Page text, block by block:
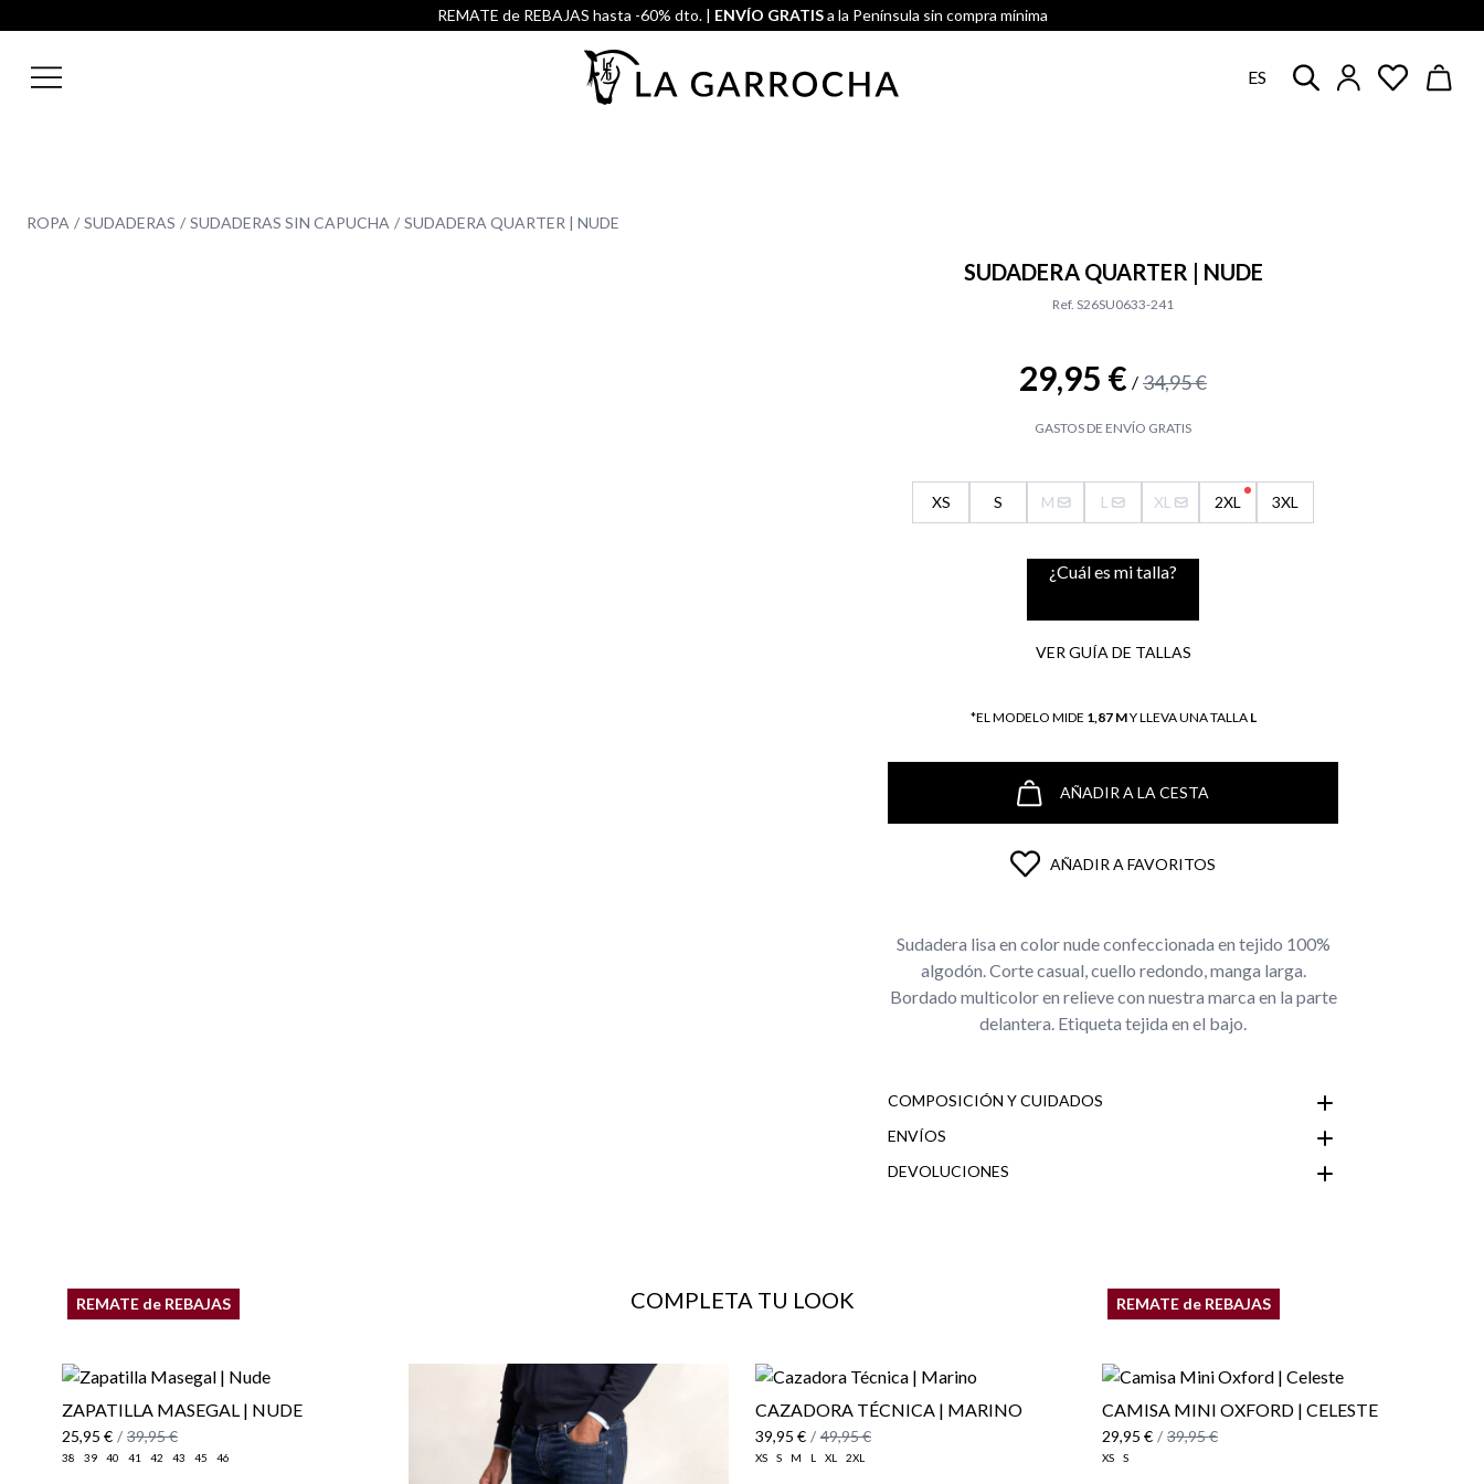
REMATE de REBAJAS hasta -60% dto. | ENVÍO GRATISa la Península sin compra mínima
ES
ROPA SUDADERAS SUDADERAS SIN CAPUCHA SUDADERA QUARTER | NUDE
SUDADERA QUARTER | NUDE
Ref. S26SU0633-241
29,95 € / 34,95 €
GASTOS DE ENVÍO GRATIS
XS S M L XL 2XL 3XL
¿Cuál es mi talla?
VER GUÍA DE TALLAS
*EL MODELO MIDE 1,87 MY LLEVA UNA TALLA L
AÑADIR A LA CESTA
AÑADIR A FAVORITOS
Sudadera lisa en color nude confeccionada en tejido 100%
algodón. Corte casual, cuello redondo, manga larga.
Bordado multicolor en relieve con nuestra marca en la parte
delantera. Etiqueta tejida en el bajo.
COMPOSICIÓN Y CUIDADOS
ENVÍOS
DEVOLUCIONES
COMPLETA TU LOOK
REMATE de REBAJAS
ZAPATILLA MASEGAL | NUDE
25,95 € / 39,95 €
38 39 40 41 42 43 45 46
CAZADORA TÉCNICA | MARINO
39,95 € / 49,95 €
XS S M L XL 2XL
REMATE de REBAJAS
CAMISA MINI OXFORD | CELESTE
29,95 € / 39,95 €
XS S